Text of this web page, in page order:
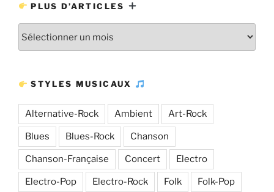
PLUS D’ARTICLES
STYLES MUSICAUX
Alternative-Rock Ambient Art-Rock
Blues Blues-Rock Chanson
Chanson-Française Concert Electro
Electro-Pop Electro-Rock Folk Folk-Pop